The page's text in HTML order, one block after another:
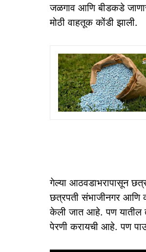
जळगाव आणि बीडकडे
मोठी वाहतूक कोंडी झाली.
गेल्या आठवडाभरापासून
छत्रपती संभाजीनगर आणि
केली जात आहे. पण यातील
पेरणी करायची आहे. पण